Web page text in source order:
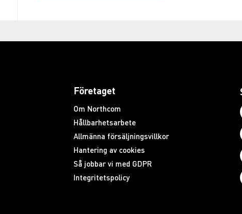
Företaget
Om Northcom
Hållbarhetsarbete
Allmänna försäljningsvillkor
Hantering av cookies
Så jobbar vi med GDPR
Integritetspolicy